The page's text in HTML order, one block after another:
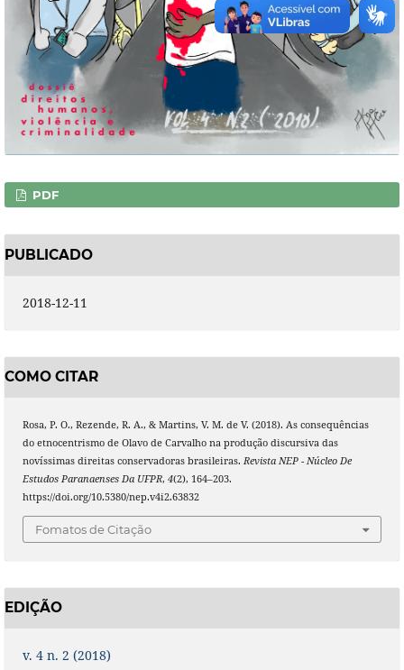
PDF
PUBLICADO
2018-12-11
COMO CITAR
Rosa, P. O., Rezende, R. A., & Martins, V. M. de V. (2018). As consequências
do etnocentrismo de Olavo de Carvalho na produção discursiva das
novíssimas direitas conservadoras brasileiras. Revista NEP - Núcleo De
Estudos Paranaenses Da UFPR, 4(2), 164–203.
https://doi.org/10.5380/nep.v4i2.63832
Fomatos de Citação
EDIÇÃO
v. 4 n. 2 (2018)